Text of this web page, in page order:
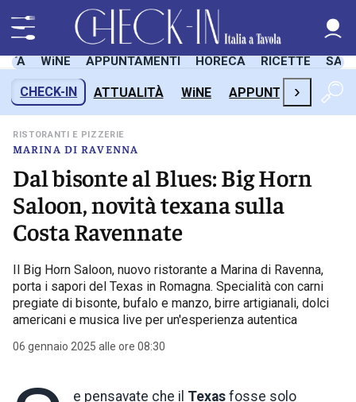
WiNE APPUNTAMENTI HORECA RICETTE
CHECK-IN ATTUALITÀ WiNE APPUNTAMENTI
›
MARINA DI RAVENNA
RISTORANTI E PIZZERIE
Dal bisonte al Blues: Big Horn
Saloon, novità texana sulla
Costa Ravennate
Il Big Horn Saloon, nuovo ristorante a Marina di Ravenna,
porta i sapori del Texas in Romagna. Specialità con carni
pregiate di bisonte, bufalo e manzo, birre artigianali, dolci
americani e musica live per un'esperienza autentica
06 gennaio 2025 alle ore 08:30
e pensavate che il Texas fosse solo